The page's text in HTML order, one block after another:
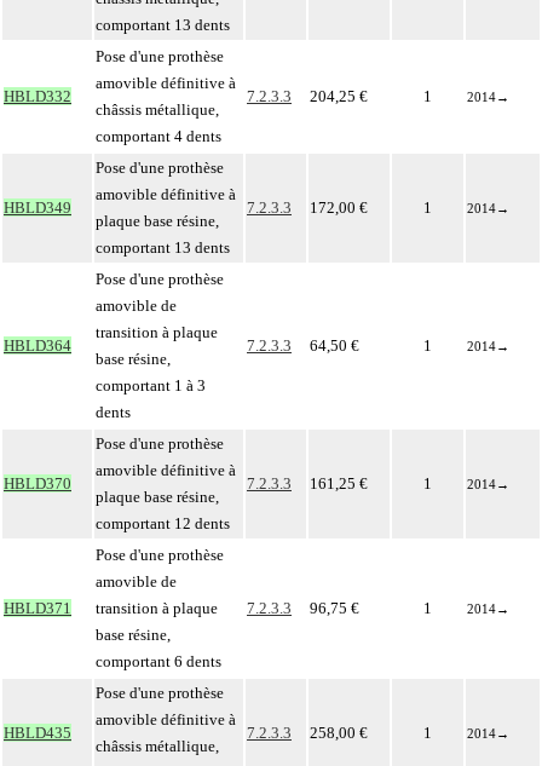
comportant 13 dents
HBLD332
Pose d'une prothèse
amovible définitive à
châssis métallique,
comportant 4 dents
7.2.3.3 204,25 € 1 2014→
HBLD349
Pose d'une prothèse
amovible définitive à
plaque base résine,
comportant 13 dents
7.2.3.3 172,00 € 1 2014→
HBLD364
Pose d'une prothèse
amovible de
transition à plaque
base résine,
comportant 1 à 3
dents
7.2.3.3 64,50 € 1 2014→
HBLD370
Pose d'une prothèse
amovible définitive à
plaque base résine,
comportant 12 dents
7.2.3.3 161,25 € 1 2014→
HBLD371
Pose d'une prothèse
amovible de
transition à plaque
base résine,
comportant 6 dents
7.2.3.3 96,75 € 1 2014→
HBLD435
Pose d'une prothèse
amovible définitive à
châssis métallique,
7.2.3.3 258,00 € 1 2014→